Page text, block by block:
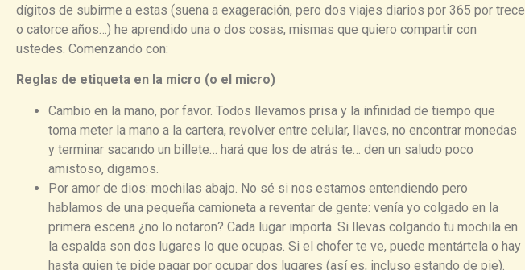
dígitos de subirme a estas (suena a exageración, pero dos viajes diarios por 365 por trece
o catorce años…) he aprendido una o dos cosas, mismas que quiero compartir con
ustedes. Comenzando con:
Reglas de etiqueta en la micro (o el micro)
Cambio en la mano, por favor. Todos llevamos prisa y la infinidad de tiempo que
toma meter la mano a la cartera, revolver entre celular, llaves, no encontrar monedas
y terminar sacando un billete… hará que los de atrás te… den un saludo poco
amistoso, digamos.
Por amor de dios: mochilas abajo. No sé si nos estamos entendiendo pero
hablamos de una pequeña camioneta a reventar de gente: venía yo colgado en la
primera escena ¿no lo notaron? Cada lugar importa. Si llevas colgando tu mochila en
la espalda son dos lugares lo que ocupas. Si el chofer te ve, puede mentártela o hay
hasta quien te pide pagar por ocupar dos lugares (así es, incluso estando de pie).